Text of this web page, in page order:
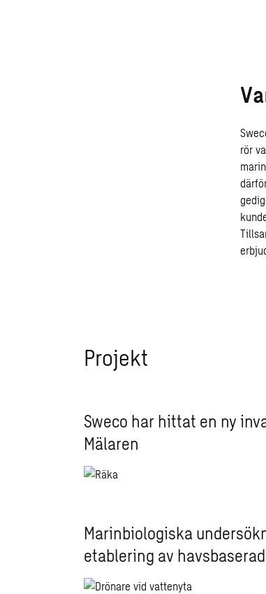
rör
Projekt
Sweco har hittat en ny
Mälaren
Marinbiologiska
etablering av